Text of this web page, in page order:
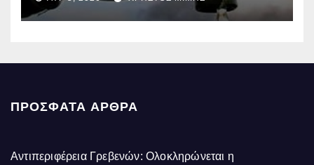
επηρεάζονται την Πέμπτη
ΠΡΌΣΦΑΤΑ ΆΡΘΡΑ
Αντιπεριφέρεια Γρεβενών: Ολοκληρώνεται η